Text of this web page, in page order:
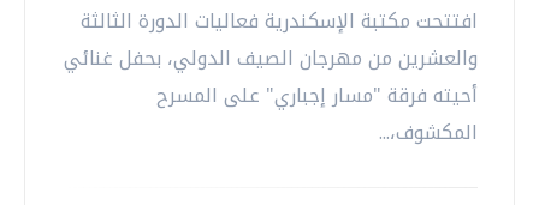
افتتحت مكتبة الإسكندرية فعاليات الدورة الثالثة
والعشرين من مهرجان الصيف الدولي، بحفل غنائي
أحيته فرقة "مسار إجباري" على المسرح
المكشوف،...